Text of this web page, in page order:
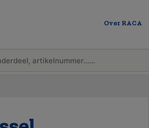
Over RACA